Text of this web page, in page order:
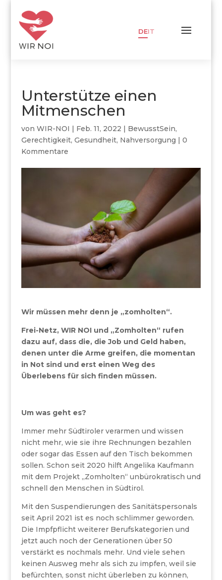
DEIT
Unterstütze einen
Mitmenschen
von WIR-NOI | Feb. 11, 2022 | BewusstSein,
Gerechtigkeit, Gesundheit, Nahversorgung | 0
Kommentare
Wir müssen mehr denn je „zomholten“.
Frei-Netz, WIR NOI und „Zomholten“ rufen
dazu auf, dass die, die Job und Geld haben,
denen unter die Arme greifen, die momentan
in Not sind und erst einen Weg des
Überlebens für sich finden müssen.
Um was geht es?
Immer mehr Südtiroler verarmen und wissen
nicht mehr, wie sie ihre Rechnungen bezahlen
oder sogar das Essen auf den Tisch bekommen
sollen. Schon seit 2020 hilft Angelika Kaufmann
mit dem Projekt „Zomholten“ unbürokratisch und
schnell den Menschen in Südtirol.
Mit den Suspendierungen des Sanitätspersonals
seit April 2021 ist es noch schlimmer geworden.
Die Impfpflicht weiterer Berufskategorien und
jetzt auch noch der Generationen über 50
verstärkt es nochmals mehr. Und viele sehen
keinen Ausweg mehr als sich zu impfen, weil sie
befürchten, sonst nicht überleben zu können,